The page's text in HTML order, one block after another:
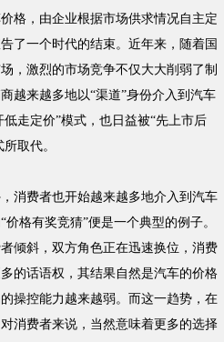
，由企业根据市场供求情况自主定
了一个时代的结束。近年来，随着国
，激烈的市场竞争不仅大大削弱了制
越来越多地以“渠道”身份介入到汽车
走定价”模式，也日益被“先上市后
取代。
费者也开始越来越多地介入到汽车
格有奖竞猜”便是一个典型的例子。
倾斜，双方角色正在迅速换位，消费
的话语权，其结果自然是汽车的价格
操控能力越来越弱。而这一趋势，在
消费者来说，当然意味着更多的选择